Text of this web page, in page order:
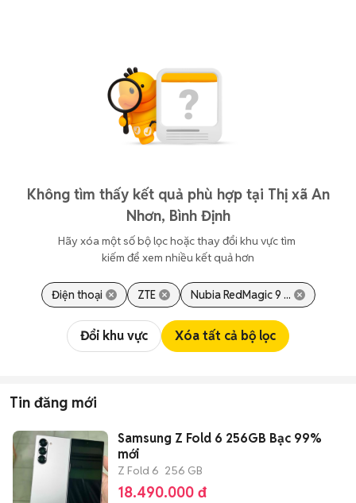
Không tìm thấy kết quả phù hợp tại Thị xã An
Nhơn, Bình Định
Hãy xóa một số bộ lọc hoặc thay đổi khu vực tìm
kiếm để xem nhiều kết quả hơn
Điện thoại ZTE Nubia RedMagic 9 ...
Đổi khu vực Xóa tất cả bộ lọc
Tin đăng mới
Samsung Z Fold 6 256GB Bạc 99%
mới
Z Fold 6 256 GB
18.490.000 đ